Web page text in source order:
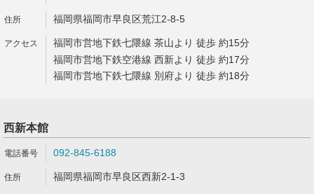
福岡県福岡市早良区荒江2-8-5
福岡市営地下鉄七隈線 茶山より 徒歩 約15分
福岡市営地下鉄空港線 西新より 徒歩 約17分
福岡市営地下鉄七隈線 別府より 徒歩 約18分
西新本館
092-845-6188
福岡県福岡市早良区西新2-1-3